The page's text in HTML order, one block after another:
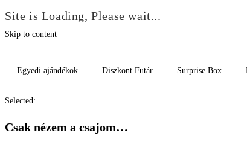
Site is Loading, Please wait...
Skip to content
Egyedi ajándékok Diszkont Futár Surprise Box
Selected:
Csak nézem a csajom…